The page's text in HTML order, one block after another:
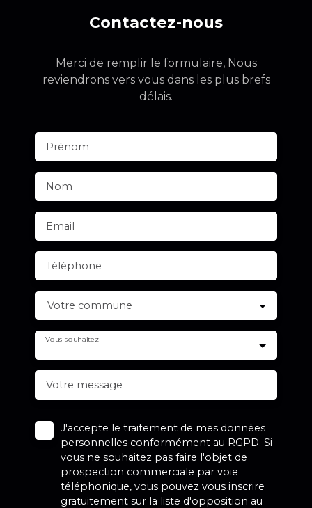
Contactez-nous
Merci de remplir le formulaire, Nous
reviendrons vers vous dans les plus brefs
délais.
Prénom
Nom
Email
Téléphone
Votre commune
-
Vous souhaitez
Votre message
J'accepte le traitement de mes données
personnelles conformément au RGPD. Si
vous ne souhaitez pas faire l'objet de
prospection commerciale par voie
téléphonique, vous pouvez vous inscrire
gratuitement sur la liste d'opposition au